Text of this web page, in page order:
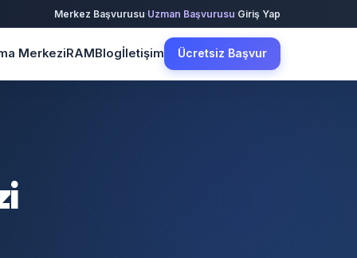
Merkez Başvurusu·Uzman Başvurusu·Giriş Yap
MerkeziRAMBlogİletişim Ücretsiz Başvur